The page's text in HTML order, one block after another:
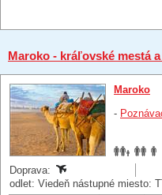
Maroko - kráľovské mestá
Maroko
-
Doprava:
odlet: Viedeň nástupné miesto: